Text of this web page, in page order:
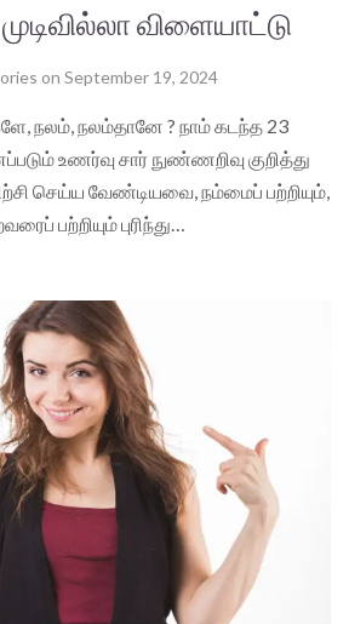
விளையாட்டு
on September 19, 2024
நலம், நலம்தானே ? நாம் கடந்த 23
உணர்வு சார் நுண்ணறிவு குறித்து
செய்ய வேண்டியவை, நம்மைப் பற்றியும்,
பற்றியும் புரிந்து…